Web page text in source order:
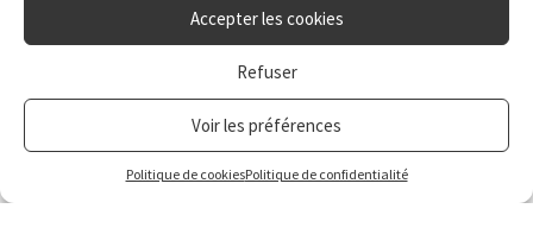
Accepter les cookies
Refuser
Voir les préférences
Politique de cookiesPolitique de confidentialité